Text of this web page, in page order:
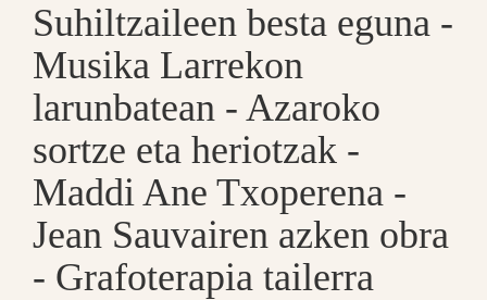
Suhiltzaileen besta eguna -
Musika Larrekon
larunbatean - Azaroko
sortze eta heriotzak -
Maddi Ane Txoperena -
Jean Sauvairen azken obra
- Grafoterapia tailerra